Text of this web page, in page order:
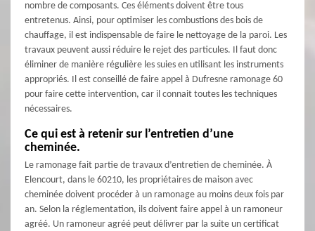
nombre de composants. Ces éléments doivent être tous
entretenus. Ainsi, pour optimiser les combustions des bois de
chauffage, il est indispensable de faire le nettoyage de la paroi. Les
travaux peuvent aussi réduire le rejet des particules. Il faut donc
éliminer de manière régulière les suies en utilisant les instruments
appropriés. Il est conseillé de faire appel à Dufresne ramonage 60
pour faire cette intervention, car il connait toutes les techniques
nécessaires.
Ce qui est à retenir sur l’entretien d’une
cheminée.
Le ramonage fait partie de travaux d’entretien de cheminée. À
Elencourt, dans le 60210, les propriétaires de maison avec
cheminée doivent procéder à un ramonage au moins deux fois par
an. Selon la réglementation, ils doivent faire appel à un ramoneur
agréé. Un ramoneur agréé peut délivrer par la suite un certificat